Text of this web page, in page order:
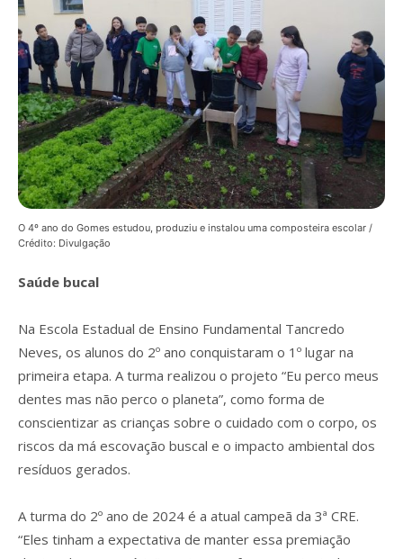
O 4º ano do Gomes estudou, produziu e instalou uma composteira escolar /
Crédito: Divulgação
Saúde bucal
Na Escola Estadual de Ensino Fundamental Tancredo
Neves, os alunos do 2º ano conquistaram o 1º lugar na
primeira etapa. A turma realizou o projeto “Eu perco meus
dentes mas não perco o planeta”, como forma de
conscientizar as crianças sobre o cuidado com o corpo, os
riscos da má escovação buscal e o impacto ambiental dos
resíduos gerados.
A turma do 2º ano de 2024 é a atual campeã da 3ª CRE.
“Eles tinham a expectativa de manter essa premiação